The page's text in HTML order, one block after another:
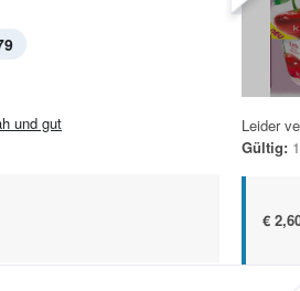
und gut
Leider
Gültig:
€